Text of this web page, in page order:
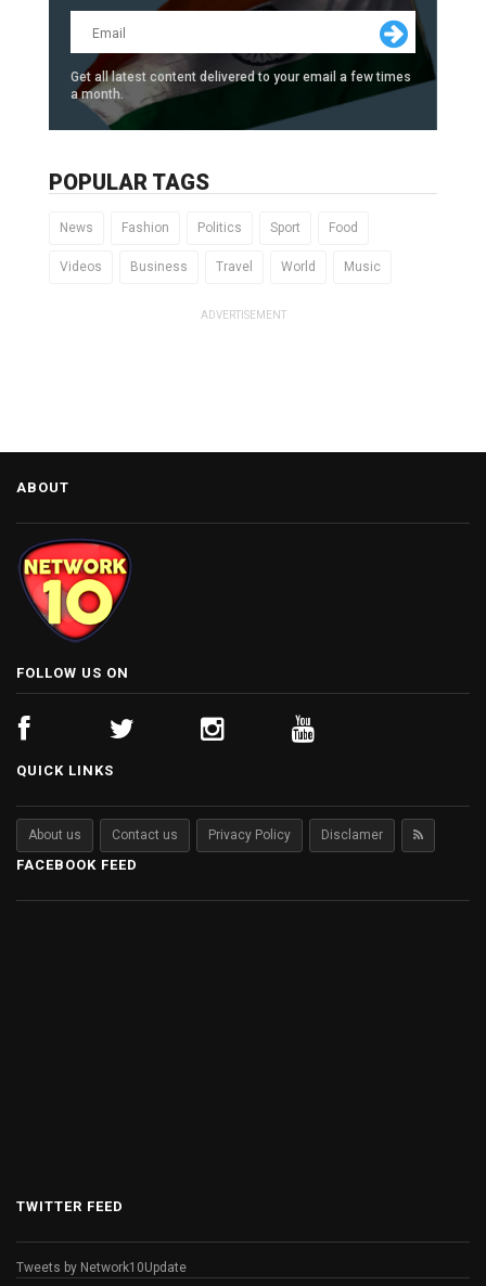
Get all latest content delivered to your email a few times
a month.
POPULAR TAGS
News Fashion Politics Sport Food
Videos Business Travel World Music
ADVERTISEMENT
ABOUT
FOLLOW US ON
QUICK LINKS
About us Contact us Privacy Policy Disclamer
FACEBOOK FEED
TWITTER FEED
Tweets by Network10Update